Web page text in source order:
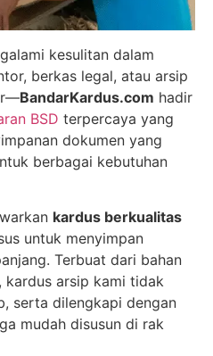
kesulitan dalam
berkas legal, atau arsip
BandarKardus.com hadir
BSD terpercaya yang
dokumen yang
berbagai kebutuhan
kardus berkualitas
untuk menyimpan
Terbuat dari bahan
arsip kami tidak
serta dilengkapi dengan
mudah disusun di rak